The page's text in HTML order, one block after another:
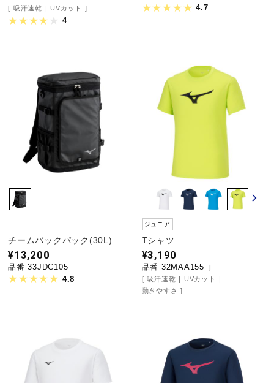
吸汗速乾 UVカット
4
4.7
チームバックパック(30L)
¥13,200
品番 33JDC105
4.8
ジュニア
Tシャツ
¥3,190
品番 32MAA155_j
吸汗速乾
UVカット
動きやすさ